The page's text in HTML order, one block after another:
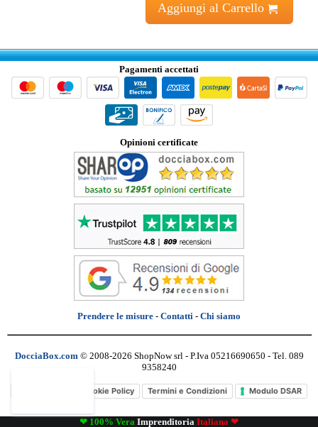
Aggiungi al Carrello
Pagamenti accettati
Opinioni certificate
Prendere le misure - Contatti - Chi siamo
DocciaBox.com © 2008-2026 ShopNow srl - P.Iva 05216690650 - Tel. 089
9358240
Cookie Policy Termini e Condizioni Modulo DSAR
❤ 100% Vera Imprenditoria Italiana ❤